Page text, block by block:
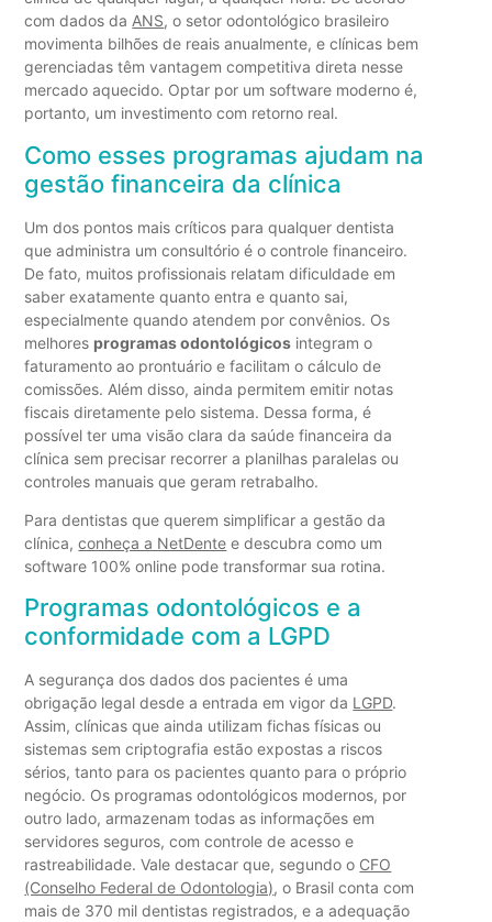
com dados da ANS, o setor odontológico brasileiro
movimenta bilhões de reais anualmente, e clínicas bem
gerenciadas têm vantagem competitiva direta nesse
mercado aquecido. Optar por um software moderno é,
portanto, um investimento com retorno real.
Como esses programas ajudam na
gestão financeira da clínica
Um dos pontos mais críticos para qualquer dentista
que administra um consultório é o controle financeiro.
De fato, muitos profissionais relatam dificuldade em
saber exatamente quanto entra e quanto sai,
especialmente quando atendem por convênios. Os
melhores programas odontológicos integram o
faturamento ao prontuário e facilitam o cálculo de
comissões. Além disso, ainda permitem emitir notas
fiscais diretamente pelo sistema. Dessa forma, é
possível ter uma visão clara da saúde financeira da
clínica sem precisar recorrer a planilhas paralelas ou
controles manuais que geram retrabalho.
Para dentistas que querem simplificar a gestão da
clínica,conheça a NetDente e descubra como um
software 100% online pode transformar sua rotina.
Programas odontológicos e a
conformidade com a LGPD
A segurança dos dados dos pacientes é uma
obrigação legal desde a entrada em vigor da LGPD.
Assim, clínicas que ainda utilizam fichas físicas ou
sistemas sem criptografia estão expostas a riscos
sérios, tanto para os pacientes quanto para o próprio
negócio. Os programas odontológicos modernos, por
outro lado, armazenam todas as informações em
servidores seguros, com controle de acesso e
rastreabilidade. Vale destacar que, segundo o CFO
(Conselho Federal de Odontologia), o Brasil conta com
mais de 370 mil dentistas registrados, e a adequação